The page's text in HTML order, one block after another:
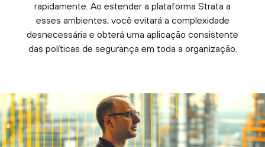
rapidamente. Ao estender a plataforma Strata a
esses ambientes, você evitará a complexidade
desnecessária e obterá uma aplicação consistente
das políticas de segurança em toda a organização.